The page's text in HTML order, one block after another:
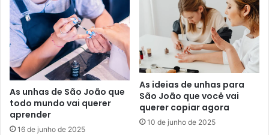
As unhas de São João que
todo mundo vai querer
aprender
16 de junho de 2025
As ideias de unhas para
São João que você vai
querer copiar agora
10 de junho de 2025